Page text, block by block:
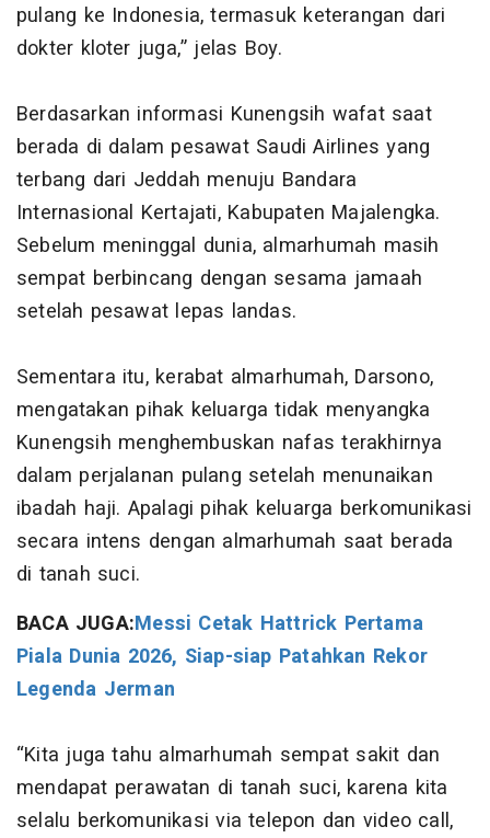
pulang ke Indonesia, termasuk keterangan dari
dokter kloter juga,” jelas Boy.
Berdasarkan informasi Kunengsih wafat saat
berada di dalam pesawat Saudi Airlines yang
terbang dari Jeddah menuju Bandara
Internasional Kertajati, Kabupaten Majalengka.
Sebelum meninggal dunia, almarhumah masih
sempat berbincang dengan sesama jamaah
setelah pesawat lepas landas.
Sementara itu, kerabat almarhumah, Darsono,
mengatakan pihak keluarga tidak menyangka
Kunengsih menghembuskan nafas terakhirnya
dalam perjalanan pulang setelah menunaikan
ibadah haji. Apalagi pihak keluarga berkomunikasi
secara intens dengan almarhumah saat berada
di tanah suci.
BACA JUGA:Messi Cetak Hattrick Pertama
Piala Dunia 2026, Siap-siap Patahkan Rekor
Legenda Jerman
“Kita juga tahu almarhumah sempat sakit dan
mendapat perawatan di tanah suci, karena kita
selalu berkomunikasi via telepon dan video call,